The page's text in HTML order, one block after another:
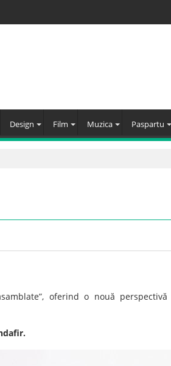
Design Film Muzica Paspartu
oferind o nouă